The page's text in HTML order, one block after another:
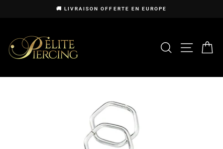
🚚 LIVRAISON OFFERTE EN EUROPE